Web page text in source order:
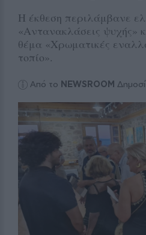
Η έκθεση περιλάμβανε
«Αντανακλάσεις ψυχής»
θέμα «Χρωματικές
τοπίο».
Από το NEWSROOM